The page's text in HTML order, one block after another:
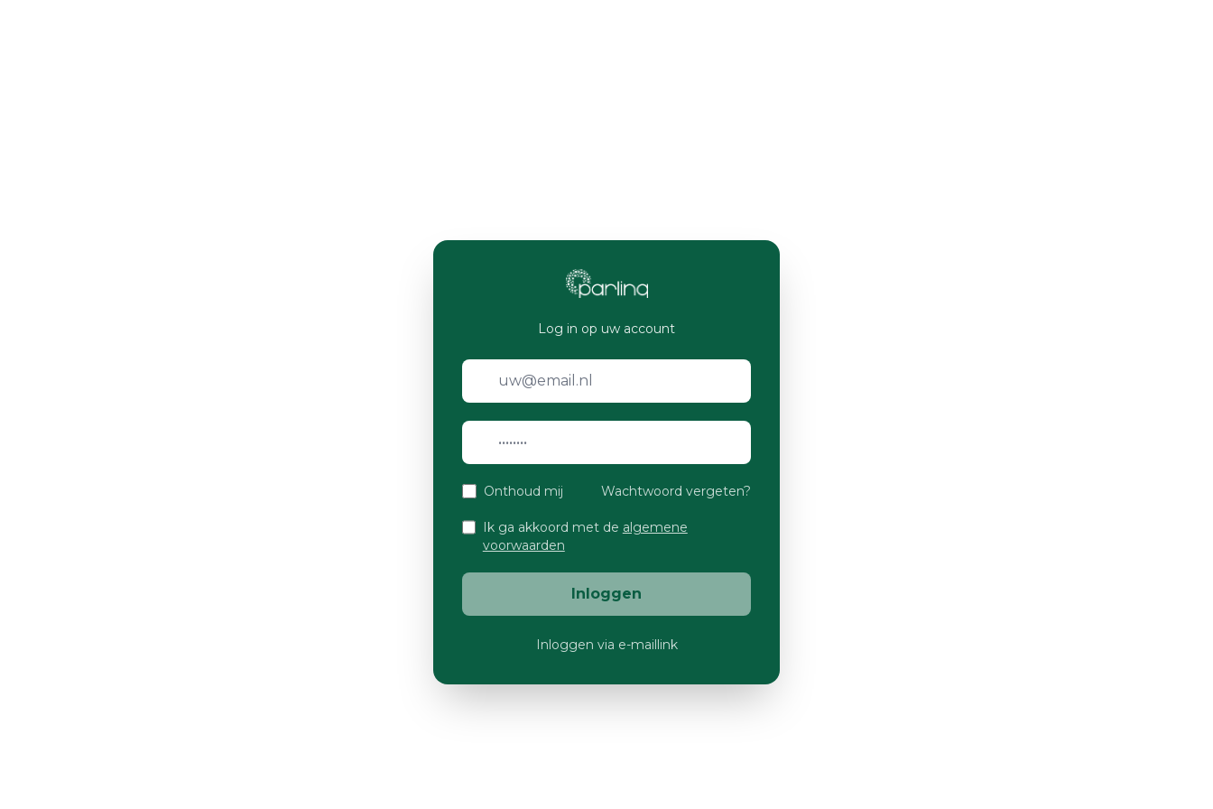
Log in op uw account
Onthoud mij Wachtwoord vergeten?
Ik ga akkoord met de algemene
voorwaarden
Inloggen
Inloggen via e-maillink